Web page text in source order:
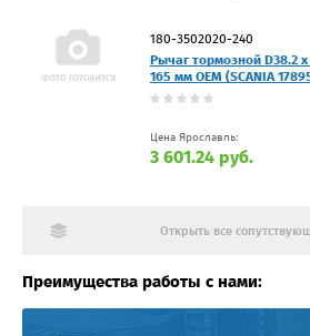
180-3502020-240
Рычаг тормозной D38.2
165 мм OEM (SCANIA
Цена Ярославль:
3 601.24 руб.
Открыть все
Преимущества работы с нами: